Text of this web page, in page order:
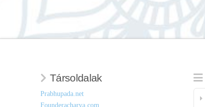
Társoldalak
Prabhupada.net
Founderacharya.com